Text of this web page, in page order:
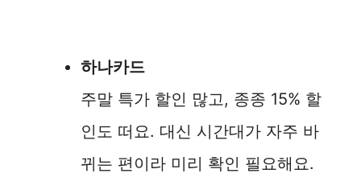
하나카드
주말 특가 할인 많고, 종종 15% 할
인도 떠요. 대신 시간대가 자주 바
뀌는 편이라 미리 확인 필요해요.